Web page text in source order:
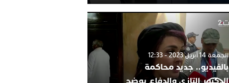
الجمعة 14 أبريل 2023 - 12:33
بالفيديو.. جديد محاكمة